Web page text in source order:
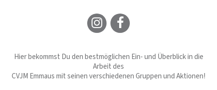
Hier bekommst Du den bestmöglichen Ein- und Überblick in die
Arbeit des
CVJM Emmaus mit seinen verschiedenen Gruppen und Aktionen!